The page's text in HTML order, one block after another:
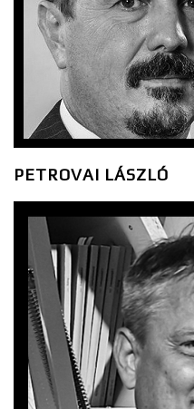
PETROVAI LÁSZLÓ